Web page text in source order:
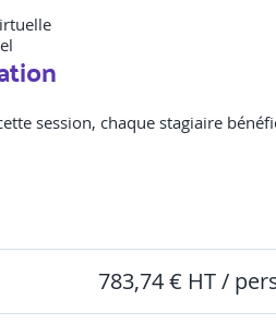
session, chaque stagiaire
783,74 € HT /